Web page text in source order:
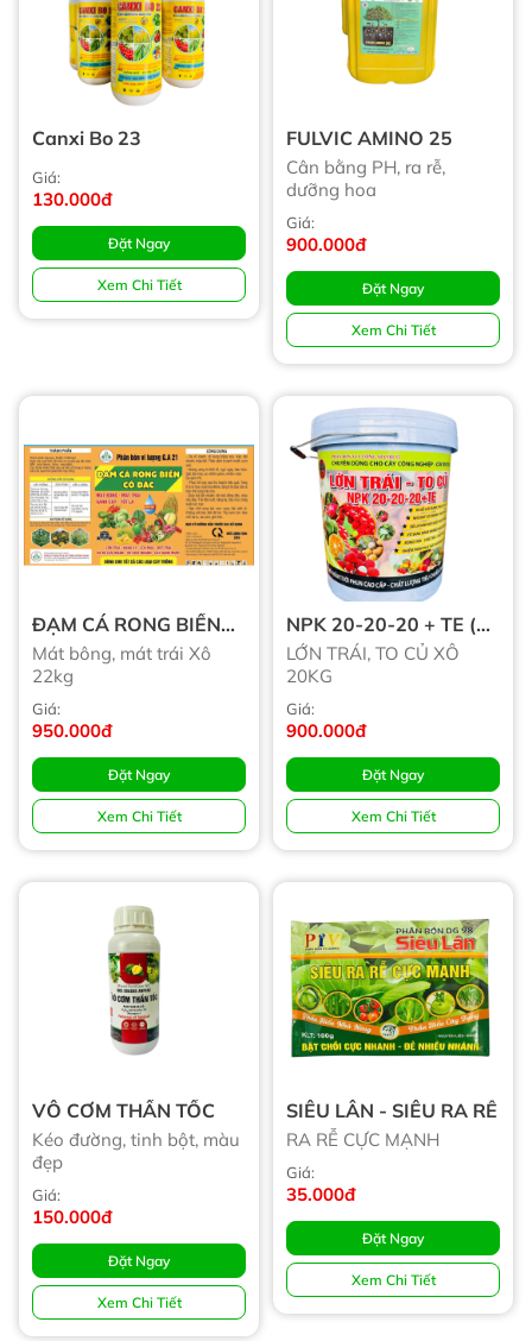
Canxi Bo 23
Giá:
130.000đ
Đặt Ngay
Xem Chi Tiết
FULVIC AMINO 25
Cân bằng PH, ra rễ,
dưỡng hoa
Giá:
900.000đ
Đặt Ngay
Xem Chi Tiết
ĐẠM CÁ RONG BIỂN
CÔ ĐẶC (Tạm Hết)
Mát bông, mát trái Xô
22kg
Giá:
950.000đ
Đặt Ngay
Xem Chi Tiết
NPK 20-20-20 + TE (
Tạm Hết)
LỚN TRÁI, TO CỦ XÔ
20KG
Giá:
900.000đ
Đặt Ngay
Xem Chi Tiết
VÔ CƠM THẦN TỐC
Kéo đường, tinh bột, màu
đẹp
Giá:
150.000đ
Đặt Ngay
Xem Chi Tiết
SIÊU LÂN - SIÊU RA RỄ
RA RỄ CỰC MẠNH
Giá:
35.000đ
Đặt Ngay
Xem Chi Tiết